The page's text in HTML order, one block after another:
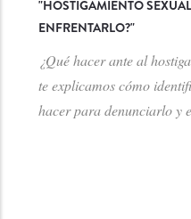
PROYECTO "CERO
SEXUAL Y LA VIOLENCIA
HOSTIGAMIENTO SEXUAL